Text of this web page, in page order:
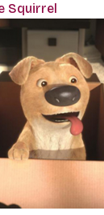
Squirrel